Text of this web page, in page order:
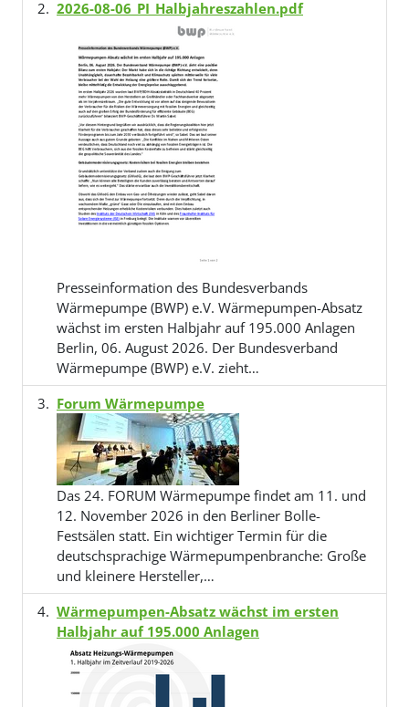
2026-08-06_PI_Halbjahreszahlen.pdf
Presseinformation des Bundesverbands
Wärmepumpe (BWP) e.V. Wärmepumpen-Absatz
wächst im ersten Halbjahr auf 195.000 Anlagen
Berlin, 06. August 2026. Der Bundesverband
Wärmepumpe (BWP) e.V. zieht…
Forum Wärmepumpe
Das 24. FORUM Wärmepumpe findet am 11. und
12. November 2026 in den Berliner Bolle-
Festsälen statt. Ein wichtiger Termin für die
deutschsprachige Wärmepumpenbranche: Große
und kleinere Hersteller,…
Wärmepumpen-Absatz wächst im ersten
Halbjahr auf 195.000 Anlagen